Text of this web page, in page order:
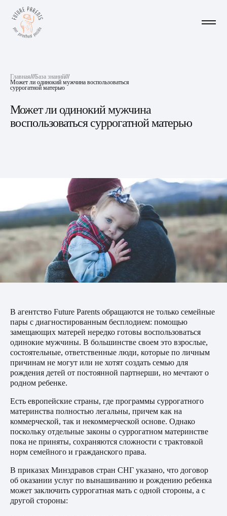
Главная///База знаний///
Может ли одинокий мужчина воспользоваться
суррогатной матерью
Может ли одинокий мужчина
воспользоваться суррогатной матерью
В агентство Future Parents обращаются не только семейные
пары с диагностированным бесплодием: помощью
замещающих матерей нередко готовы воспользоваться
одинокие мужчины. В большинстве своем это взрослые,
состоятельные, ответственные люди, которые по личным
причинам не могут или не хотят создать семью для
рождения детей от постоянной партнерши, но мечтают о
родном ребенке.
Есть европейские страны, где программы суррогатного
материнства полностью легальны, причем как на
коммерческой, так и некоммерческой основе. Однако
поскольку отдельные законы о суррогатном материнстве
пока не приняты, сохраняются сложности с трактовкой
норм семейного и гражданского права.
В приказах Минздравов стран СНГ указано, что договор
об оказании услуг по вынашиванию и рождению ребенка
может заключить суррогатная мать с одной стороны, а с
другой стороны: